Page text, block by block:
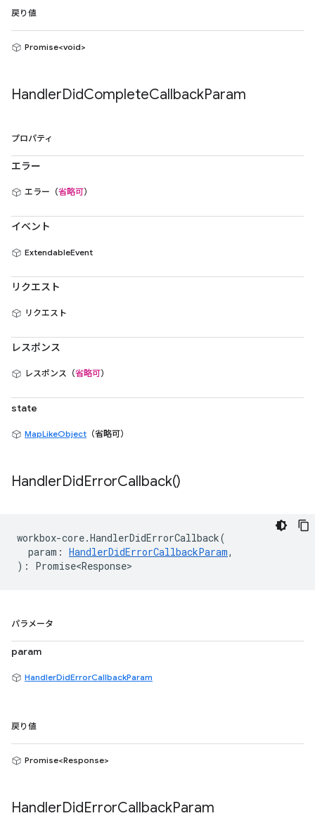
戻り値
Promise<void>
HandlerDidCompleteCallbackParam
プロパティ
エラー
エラー（省略可）
イベント
ExtendableEvent
リクエスト
リクエスト
レスポンス
レスポンス（省略可）
state
MapLikeObject （省略可）
HandlerDidErrorCallback()
workbox-core.HandlerDidErrorCallback(
param : HandlerDidErrorCallbackParam,
) : Promise<Response>
パラメータ
param
HandlerDidErrorCallbackParam
戻り値
Promise<Response>
HandlerDidErrorCallbackParam